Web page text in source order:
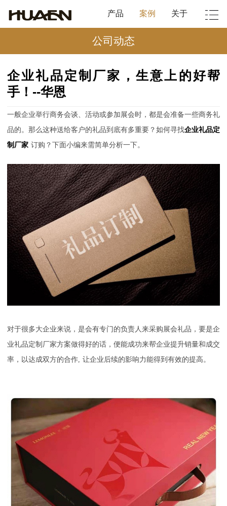
产品 案例 关于
公司动态
企业礼品定制厂家，生意上的好帮
手！--华恩
一般企业举行商务会谈、活动或参加展会时，都是会准备一些商务礼
品的。那么这种送给客户的礼品到底有多重要？如何寻找企业礼品定
制厂家 订购？下面小编来需简单分析一下。
对于很多大企业来说，是会有专门的负责人来采购展会礼品，要是企
业礼品定制厂家方案做得好的话，便能成功来帮企业提升销量和成交
率，以达成双方的合作, 让企业后续的影响力能得到有效的提高。